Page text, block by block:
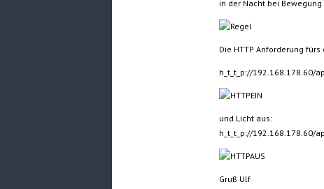
in der Nacht bei
Die HTTP Anforderung
h_t_t_p://192.168.178.60/
und Licht aus:
h_t_t_p://192.168.178.60/
Gruß Ulf